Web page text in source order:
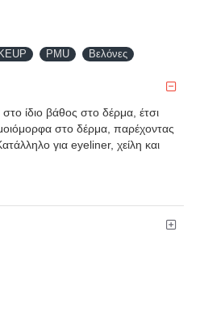
PMU Βελόνες
ίδιο βάθος στο δέρμα, έτσι
στο δέρμα, παρέχοντας
για eyeliner, χείλη και